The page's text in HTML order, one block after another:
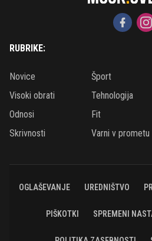
RUBRIKE:
Novice Šport
Visoki obrati
Tehnologija
Odnosi
Fit
Skrivnosti
Varni v prometu
OGLAŠEVANJE UREDNIŠTVO
PIŠKOTKI SPREMENI